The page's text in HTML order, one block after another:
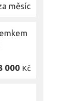
měsíc
000 Kč